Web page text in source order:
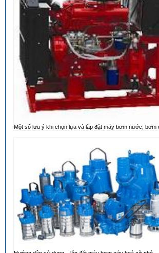
Một số lưu ý khi chọn lựa và lắp đặt máy bơm nước, bơm